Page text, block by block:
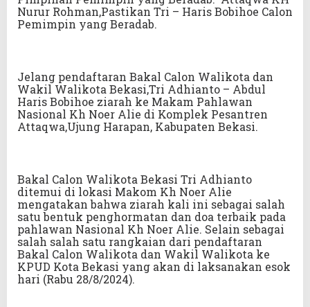
Nurur Rohman,Pastikan Tri – Haris Bobihoe Calon
Pemimpin yang Beradab.
Jelang pendaftaran Bakal Calon Walikota dan
Wakil Walikota Bekasi,Tri Adhianto – Abdul
Haris Bobihoe ziarah ke Makam Pahlawan
Nasional Kh Noer Alie di Komplek Pesantren
Attaqwa,Ujung Harapan, Kabupaten Bekasi.
Bakal Calon Walikota Bekasi Tri Adhianto
ditemui di lokasi Makom Kh Noer Alie
mengatakan bahwa ziarah kali ini sebagai salah
satu bentuk penghormatan dan doa terbaik pada
pahlawan Nasional Kh Noer Alie. Selain sebagai
salah salah satu rangkaian dari pendaftaran
Bakal Calon Walikota dan Wakil Walikota ke
KPUD Kota Bekasi yang akan di laksanakan esok
hari (Rabu 28/8/2024).